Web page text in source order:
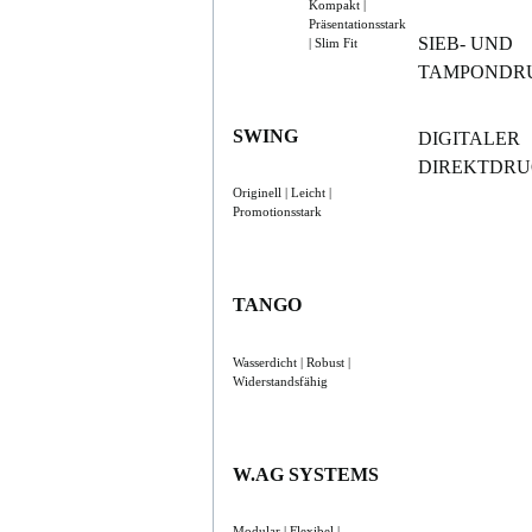
Kompakt |
Präsentationsstark
| Slim Fit
SWING
Originell | Leicht |
Promotionsstark
TANGO
Wasserdicht | Robust |
Widerstandsfähig
W.AG SYSTEMS
SIEB- UND
DIGITALER